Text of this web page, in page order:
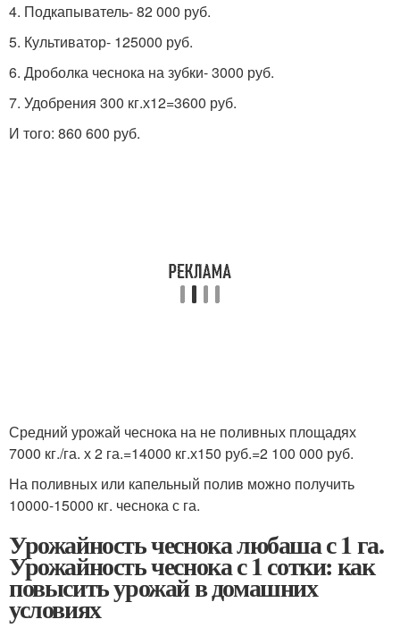
4. Подкапыватель- 82 000 руб.
5. Культиватор- 125000 руб.
6. Дроболка чеснока на зубки- 3000 руб.
7. Удобрения 300 кг.х12=3600 руб.
И того: 860 600 руб.
Средний урожай чеснока на не поливных площадях
7000 кг./га. х 2 га.=14000 кг.х150 руб.=2 100 000 руб.
На поливных или капельный полив можно получить
10000-15000 кг. чеснока с га.
Урожайность чеснока любаша с 1 га.
Урожайность чеснока с 1 сотки: как
повысить урожай в домашних
условиях